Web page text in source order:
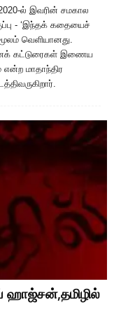
ல் இவரின் சமகால
- ‘இந்தக் கதையைச்
வெளியானது.
கட்டுரைகள் இணைய
மாதாந்திர
ஹாஜ்சன்,தமிழில்